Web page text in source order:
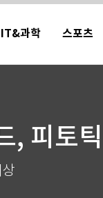
IT&과학 스포츠
, 피토